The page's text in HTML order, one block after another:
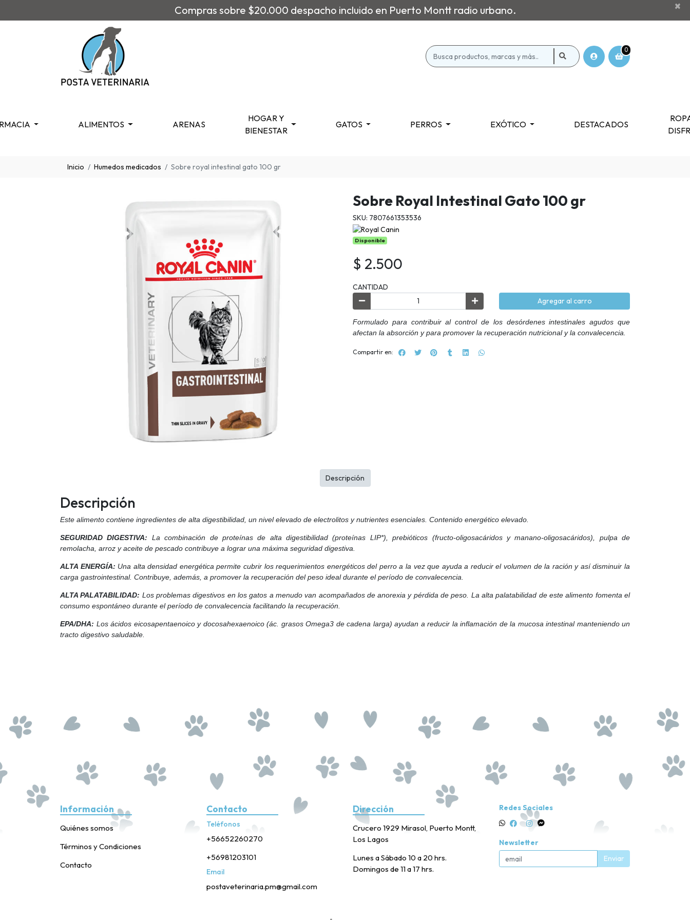
Compras sobre $20.000 despacho incluido en Puerto Montt radio urbano. ×
0
ALIMENTOS ARENAS
HOGAR Y
BIENESTAR
GATOS PERROS EXÓTICO DESTACADOS
Inicio Humedos medicados Sobre royal intestinal gato 100 gr
Sobre Royal Intestinal Gato 100 gr
SKU: 7807661353536
Disponible
$ 2.500
CANTIDAD
Agregar al carro
Formulado para contribuir al control de los desórdenes intestinales agudos que
afectan la absorción y para promover la recuperación nutricional y la convalecencia.
Compartir en:
Descripción
Este alimento contiene ingredientes de alta digestibilidad, un nivel elevado de electrolitos y nutrientes esenciales. Contenido energético elevado.
SEGURIDAD DIGESTIVA: La combinación de proteínas de alta digestibilidad (proteínas LIP*), prebióticos (fructo-oligosacáridos y manano-oligosacáridos), pulpa de
remolacha, arroz y aceite de pescado contribuye a lograr una máxima seguridad digestiva.
ALTA ENERGÍA: Una alta densidad energética permite cubrir los requerimientos energéticos del perro a la vez que ayuda a reducir el volumen de la ración y así disminuir la
carga gastrointestinal. Contribuye, además, a promover la recuperación del peso ideal durante el período de convalecencia.
ALTA PALATABILIDAD: Los problemas digestivos en los gatos a menudo van acompañados de anorexia y pérdida de peso. La alta palatabilidad de este alimento fomenta el
consumo espontáneo durante el período de convalecencia facilitando la recuperación.
EPA/DHA: Los ácidos eicosapentaenoico y docosahexaenoico (ác. grasos Omega3 de cadena larga) ayudan a reducir la inflamación de la mucosa intestinal manteniendo un
tracto digestivo saludable.
Descripción
Información
Quiénes somos
Términos y Condiciones
Contacto
Contacto
Teléfonos
+56652260270
+56981203101
Email
postaveterinaria.pm@gmail.com
Dirección
Crucero 1929 Mirasol, Puerto Montt,
Los Lagos
Lunes a Sábado 10 a 20 hrs.
Domingos de 11 a 17 hrs.
Redes Sociales
Newsletter
Enviar